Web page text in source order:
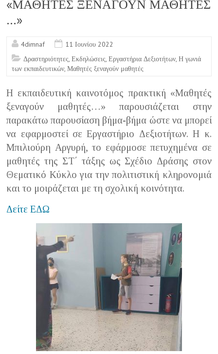
«ΜΑΘΗΤΕΣ ΞΕΝΑΓΟΥΝ ΜΑΘΗΤΕΣ
…»
4dimnaf
11 Ιουνίου 2022
Δραστηριότητες,Εκδηλώσεις,Εργαστήρια Δεξιοτήτων,Η γωνιά
των εκπαιδευτικών,Μαθητές ξεναγούν μαθητές
Η εκπαιδευτική καινοτόμος πρακτική «Μαθητές
ξεναγούν μαθητές…» παρουσιάζεται στην
παρακάτω παρουσίαση βήμα-βήμα ώστε να μπορεί
να εφαρμοστεί σε Εργαστήριο Δεξιοτήτων. Η κ.
Μπιλιούρη Αργυρή, το εφάρμοσε πετυχημένα σε
μαθητές της ΣΤ΄ τάξης ως Σχέδιο Δράσης στον
Θεματικό Κύκλο για την πολιτιστική κληρονομιά
και το μοιράζεται με τη σχολική κοινότητα.
Δείτε ΕΔΩ